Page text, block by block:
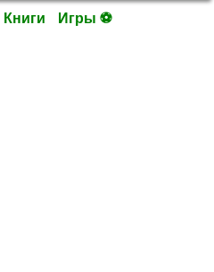
Книги Игры ⚽